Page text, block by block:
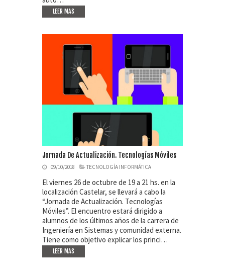
LEER MAS
Jornada De Actualización. Tecnologías Móviles
09/10/2018 TECNOLOGÍA INFORMÁTICA
El viernes 26 de octubre de 19 a 21 hs. en la
localización Castelar, se llevará a cabo la
“Jornada de Actualización. Tecnologías
Móviles”. El encuentro estará dirigido a
alumnos de los últimos años de la carrera de
Ingeniería en Sistemas y comunidad externa.
Tiene como objetivo explicar los princi…
LEER MAS